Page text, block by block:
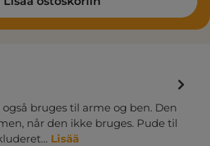
bruges til arme og ben. Den
når den ikke bruges. Pude til
Lisää